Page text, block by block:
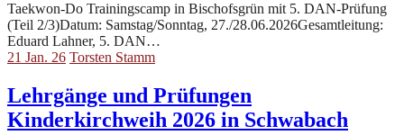
Taekwon-Do Trainingscamp in Bischofsgrün mit 5. DAN-Prüfung
(Teil 2/3)Datum: Samstag/Sonntag, 27./28.06.2026Gesamtleitung:
Eduard Lahner, 5. DAN…
21 Jan. 26 Torsten Stamm
Lehrgänge und Prüfungen
Kinderkirchweih 2026 in Schwabach